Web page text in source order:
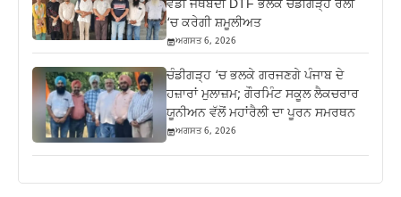
ਵੱਡੀ ਜਥੇਬੰਦੀ DTF ਭਲਕੇ ਚੰਡੀਗੜ੍ਹ ਰੈਲੀ
‘ਚ ਕਰੇਗੀ ਸ਼ਮੂਲੀਅਤ
ਅਗਸਤ 6, 2026
ਚੰਡੀਗੜ੍ਹ ‘ਚ ਭਲਕੇ ਗਰਜਣਗੇ ਪੰਜਾਬ ਦੇ
ਹਜ਼ਾਰਾਂ ਮੁਲਾਜ਼ਮ; ਗੌਰਮਿੰਟ ਸਕੂਲ ਲੈਕਚਰਾਰ
ਯੂਨੀਅਨ ਵੱਲੋਂ ਮਹਾਂਰੈਲੀ ਦਾ ਪੂਰਨ ਸਮਰਥਨ
ਅਗਸਤ 6, 2026